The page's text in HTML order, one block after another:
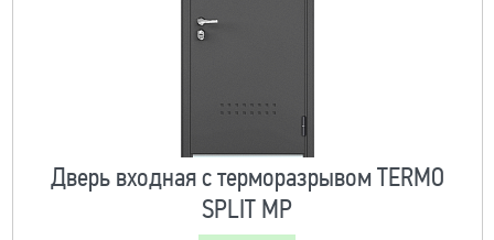
Дверь входная с терморазрывом TERMO
SPLIT MP